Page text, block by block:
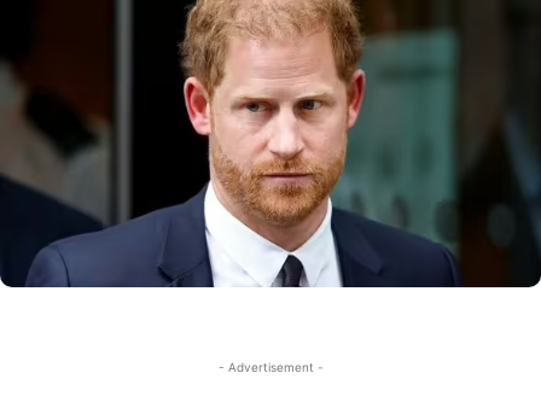
- Advertisement -